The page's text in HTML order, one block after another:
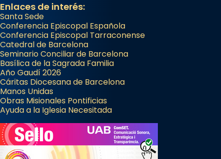
Enlaces de interés:
Santa Sede
Conferencia Episcopal Española
Conferencia Episcopal Tarraconense
Catedral de Barcelona
Seminario Conciliar de Barcelona
Basílica de la Sagrada Familia
Año Gaudí 2026
Cáritas Diocesana de Barcelona
Manos Unidas
Obras Misionales Pontificias
Ayuda a la Iglesia Necesitada